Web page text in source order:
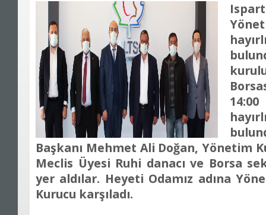
Başkanı Mehmet Ali Doğan, Yönetim
Meclis Üyesi Ruhi danacı ve Borsa
yer aldılar. Heyeti Odamız adına
Kurucu karşıladı.